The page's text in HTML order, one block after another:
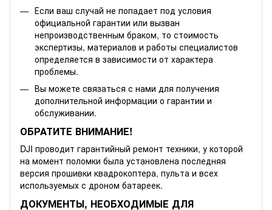
Если ваш случай не попадает под условия
официальной гарантии или вызван
непроизводственным браком, то стоимость
экспертизы, материалов и работы специалистов
определяется в зависимости от характера
проблемы.
Вы можете связаться с нами для получения
дополнительной информации о гарантии и
обслуживании.
ОБРАТИТЕ ВНИМАНИЕ!
DJI проводит гарантийный ремонт техники, у которой
на момент поломки была установлена последняя
версия прошивки квадрокоптера, пульта и всех
используемых с дроном батареек.
ДОКУМЕНТЫ, НЕОБХОДИМЫЕ ДЛЯ